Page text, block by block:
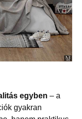
egyben – a
gyakran